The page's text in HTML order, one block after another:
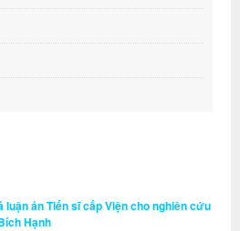
luận án Tiến sĩ cấp Viện cho nghiên cứu
Hạnh